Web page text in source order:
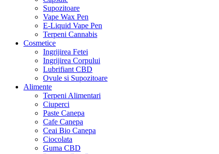
Supozitoare
Vape Wax Pen
E-Liquid Vape Pen
Terpeni Cannabis
Cosmetice
Ingrijirea Fetei
Ingrijirea Corpului
Lubrifiant CBD
Ovule si Supozitoare
Alimente
Terpeni Alimentari
Ciuperci
Paste Canepa
Cafe Canepa
Ceai Bio Canepa
Ciocolata
Guma CBD